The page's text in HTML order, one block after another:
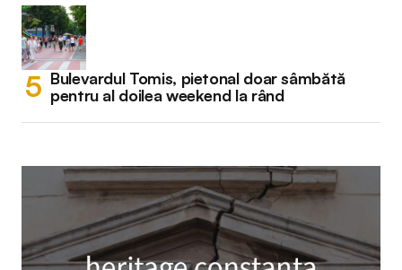
Bulevardul Tomis, pietonal doar sâmbătă
pentru al doilea weekend la rând